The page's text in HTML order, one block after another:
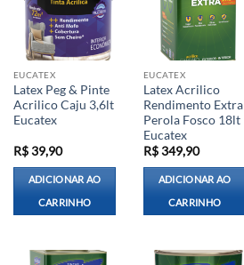
EUCATEX
Latex Peg & Pinte
Acrilico Caju 3,6lt
Eucatex
R$39,90
ADICIONAR AO
CARRINHO
EUCATEX
Latex Acrilico
Rendimento Extra
Perola Fosco 18lt
Eucatex
R$349,90
ADICIONAR AO
CARRINHO